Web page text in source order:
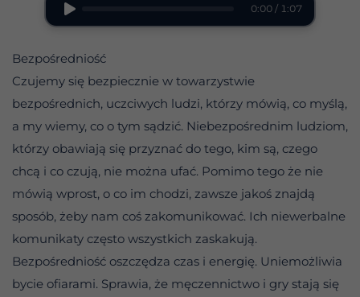
0:00 / 1:07
Bezpośredniość
Czujemy się bezpiecznie w towarzystwie
bezpośrednich, uczciwych ludzi, którzy mówią, co myślą,
a my wiemy, co o tym sądzić. Niebezpośrednim ludziom,
którzy obawiają się przyznać do tego, kim są, czego
chcą i co czują, nie można ufać. Pomimo tego że nie
mówią wprost, o co im chodzi, zawsze jakoś znajdą
sposób, żeby nam coś zakomunikować. Ich niewerbalne
komunikaty często wszystkich zaskakują.
Bezpośredniość oszczędza czas i energię. Uniemożliwia
bycie ofiarami. Sprawia, że męczennictwo i gry stają się